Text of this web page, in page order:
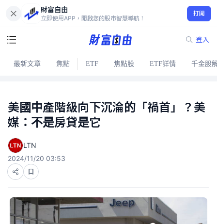
財富自由
立即使用APP，開啟您的股市智慧導航！
打開
登入
最新文章 焦點 ETF 焦點股 ETF詳情 千金股
美國中產階級向下沉淪的「禍首」？美
媒：不是房貸是它
LTN
2024/11/20 03:53